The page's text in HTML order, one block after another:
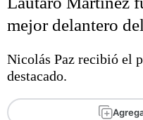
Deportes
mejor delantero
Nicolás Paz recibió el
destacado.